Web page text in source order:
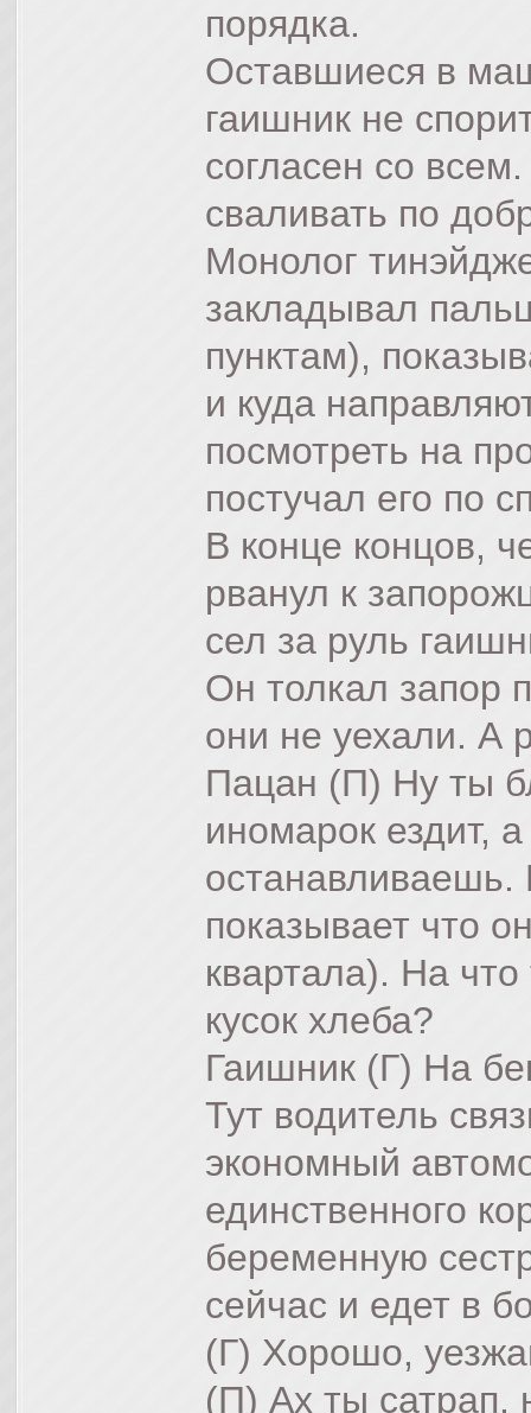
порядка.
Оставшиеся в
гаишник не
согласен со
сваливать по
Монолог
закладывал
пунктам),
и куда
посмотреть на
постучал его по
В конце концов,
рванул к
сел за руль
Он толкал запор
они не уехали. А
Пацан (П) Ну ты
иномарок ездит,
останавливаешь.
показывает что
квартала). На
кусок хлеба?
Гаишник (Г) На
Тут водитель
экономный
единственного
беременную
сейчас и едет в
(Г) Хорошо,
(П) Ах ты сатрап,